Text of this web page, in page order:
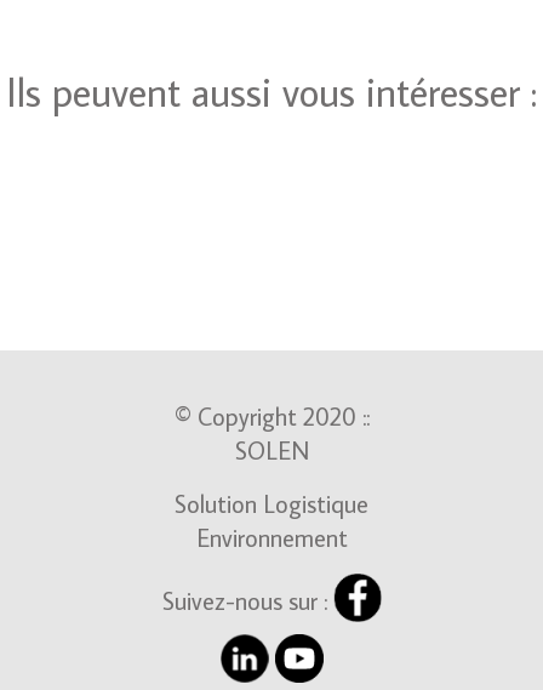
Ils peuvent aussi vous intéresser :
© Copyright 2020 ::
SOLEN
Solution Logistique
Environnement
Suivez-nous sur :